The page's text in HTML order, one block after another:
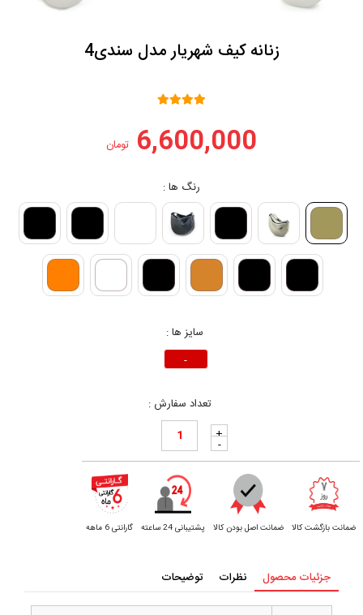
زنانه کیف شهریار مدل سندی4
6,600,000 تومان
رنگ ها :
سایز ها :
-
تعداد سفارش :
+
-
ضمانت بازگشت کالا ضمانت اصل بودن کالا پشتیبانی 24 ساعته گارانتی 6 ماهه
جزئیات محصول نظرات توضیحات